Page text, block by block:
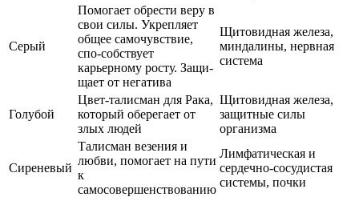
Серый
Помогает обрести веру в
свои силы. Укрепляет
общее самочувствие,
спо-собствует
карьерному росту. Защи-
щает от негатива
Щитовидная железа,
миндалины, нервная
система
Голубой
Цвет-талисман для Рака,
который оберегает от
злых людей
Щитовидная железа,
защитные силы
организма
Сиреневый
Талисман везения и
любви, помогает на пути
к
самосовершенствованию
Лимфатическая и
сердечно-сосудистая
системы, почки